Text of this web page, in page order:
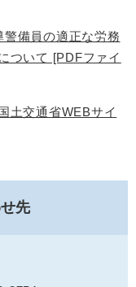
備員の適正な労務
ついて [PDFファイ
土交通省WEBサイ
先